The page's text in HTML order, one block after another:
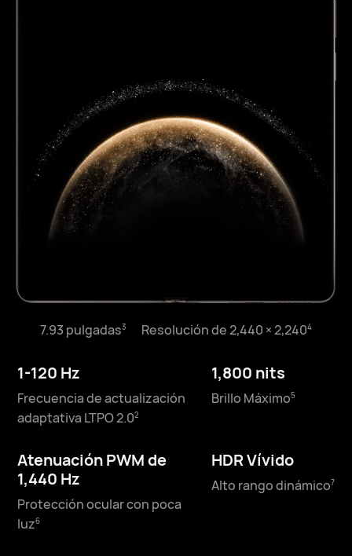
7.93 pulgadas⁠3 Resolución de 2,440 × 2,240⁠4
1-120 Hz
Frecuencia de actualización
adaptativa LTPO 2.0⁠2
1,800 nits
Brillo Máximo⁠5
Atenuación PWM de
1,440 Hz
Protección ocular con poca
luz⁠6
HDR Vívido
Alto rango dinámico⁠7
1-120 Hz
Frecuencia de actualización
2,500 nits
Atenuación PWM de
1440 Hz
Protección ocular con poca
HDR Vívido